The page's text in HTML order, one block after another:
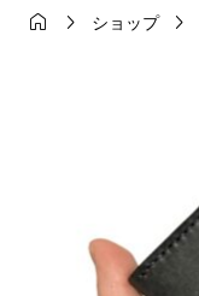
  ショップ 